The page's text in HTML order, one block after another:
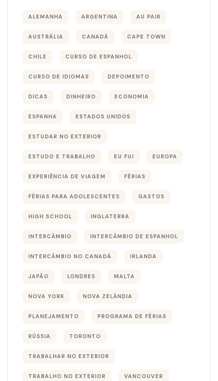
ALEMANHA ARGENTINA AU PAIR
AUSTRÁLIA CANADÁ CAPE TOWN
CHILE CURSO DE ESPANHOL
CURSO DE IDIOMAS DEPOIMENTO
DICAS DINHEIRO ECONOMIA
ESPANHA ESTADOS UNIDOS
ESTUDAR NO EXTERIOR
ESTUDO E TRABALHO EU FUI EUROPA
EXPERIÊNCIA DE VIAGEM FÉRIAS
FÉRIAS PARA ADOLESCENTES GASTOS
HIGH SCHOOL INGLATERRA
INTERCÂMBIO INTERCÂMBIO DE ESPANHOL
INTERCÂMBIO NO CANADÁ IRLANDA
JAPÃO LONDRES MALTA
NOVA YORK NOVA ZELÂNDIA
PLANEJAMENTO PROGRAMA DE FÉRIAS
RÚSSIA TORONTO
TRABALHAR NO EXTERIOR
TRABALHO NO EXTERIOR VANCOUVER